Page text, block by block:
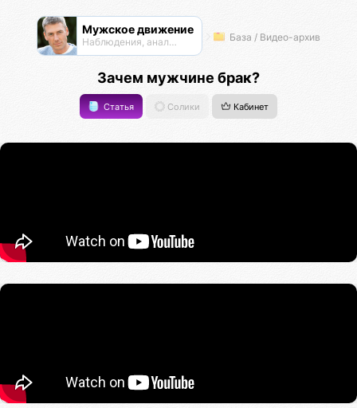
Мужское движение
Наблюдения, анализ, обсуждения База / Видео-архив
Зачем мужчине брак?
Статья Солики Кабинет